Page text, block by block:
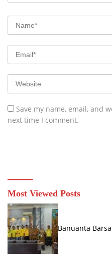
Save my name, email, and
next time I comment.
Most Viewed Posts
Banuanta